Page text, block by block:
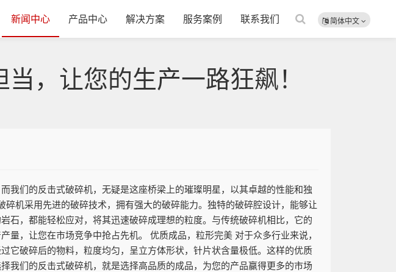
简体中文
新闻中心 产品中心 解决方案 服务案例 联系我们
，让您的生产一路狂飙！
我们的反击式破碎机，无疑是这座桥梁上的璀璨明星，以其卓越的性能和独
机采用先进的破碎技术，拥有强大的破碎能力。独特的破碎腔设计，能够让
石，都能轻松应对，将其迅速破碎成理想的粒度。与传统破碎机相比，它的
，让您在市场竞争中抢占先机。 优质成品，粒形完美 对于众多行业来说，
它破碎后的物料，粒度均匀，呈立方体形状，针片状含量极低。这样的优质
我们的反击式破碎机，就是选择高品质的成品，为您的产品赢得更多的市场